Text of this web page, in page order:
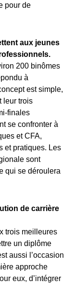
pour de
aux jeunes
200 binômes
à
est simple,
leur trois
finales
se confronter à
et CFA,
et pratiques. Les
sont
qui se déroulera
de carrière
trois meilleures
un diplôme
aussi l’occasion
approche
eux, d’intégrer